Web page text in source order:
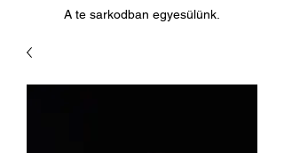
A te sarkodban egyesülünk.